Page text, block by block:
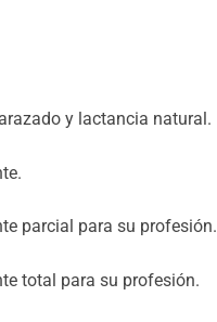
y lactancia natural.
parcial para su profesión.
total para su profesión.